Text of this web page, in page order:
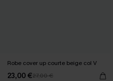
Robe cover up courte beige col V
23,00 €27,00 €